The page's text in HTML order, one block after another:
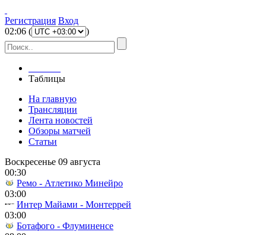
Регистрация Вход
02:06 ( )
Таблицы
На главную
Трансляции
Лента новостей
Обзоры матчей
Статьи
Воскресенье 09 августа
00:30
Ремо - Атлетико Минейро
03:00
Интер Майами - Монтеррей
03:00
Ботафого - Флуминенсе